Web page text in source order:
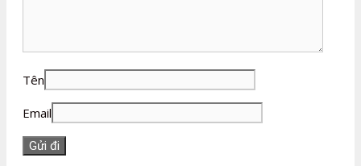
Tên
Email